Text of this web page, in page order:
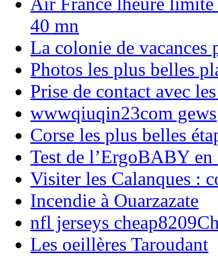
40 mn
La colonie de vacances
Photos les plus belles
Prise de contact avec
wwwqiuqin23com gews
Corse les plus belles
Test de l’ErgoBABY en
Visiter les Calanques :
Incendie à Ouarzazate
nfl jerseys
Les oeillères Taroudant